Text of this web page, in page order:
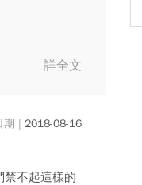
詳全文
2018-08-16
禁不起這樣的